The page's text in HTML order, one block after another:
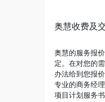
奥慧收费及
奥慧的服务报
定。在对您的
办法给到您报
专业的商务经
项目计划服务